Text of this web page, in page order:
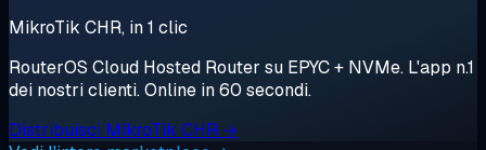
MikroTik CHR, in 1 clic
RouterOS Cloud Hosted Router su EPYC + NVMe. L'app n.1
dei nostri clienti. Online in 60 secondi.
Distribuisci MikroTik CHR →